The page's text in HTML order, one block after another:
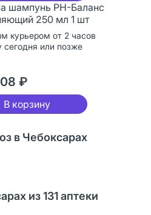
шампунь РН-Баланс
250 мл 1 шт
курьером от 2 часов
сегодня или позже
₽
В корзину
в Чебоксарах
из 131 аптеки